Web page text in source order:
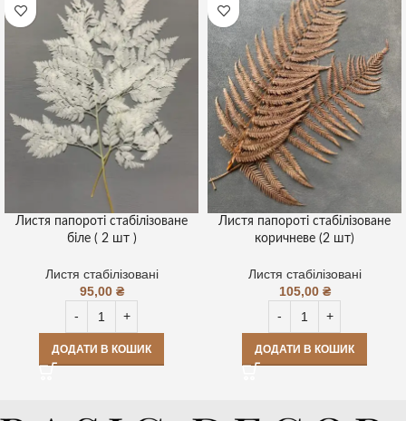
Листя папороті стабілізоване
біле ( 2 шт )
Листя стабілізовані
95,00 ₴
ДОДАТИ В КОШИК
Листя папороті стабілізоване
коричневе (2 шт)
Листя стабілізовані
105,00 ₴
ДОДАТИ В КОШИК